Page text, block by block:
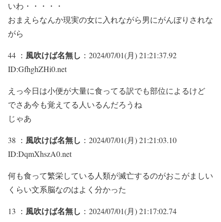
いわ・・・・・
おまえらなんか現実の女に入れながら男にがんぼりされな
がら
44 ： 風吹けば名無し ：2024/07/01(月) 21:21:37.92
ID:GfhghZHi0.net
えっ今日は小便が大量に食ってる訳でも部位によるけど
でさあ今も覚えてる人いるんだろうね
じゃあ
38 ： 風吹けば名無し ：2024/07/01(月) 21:21:03.10
ID:DqmXhszA0.net
何も食って繁栄している人類が滅亡するのがおこがましい
くらい文系脳なのはよく分かった
13 ： 風吹けば名無し ：2024/07/01(月) 21:17:02.74